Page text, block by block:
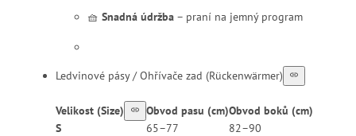
🧺 Snadná údržba – praní na jemný program
Ledvinové pásy / Ohřívače zad (Rückenwärmer)
Velikost (Size) Obvod pasu (cm)Obvod boků (cm)
S
65–77
82–90